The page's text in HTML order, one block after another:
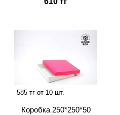
585 тг от 10 шт.
Коробка 250*250*50